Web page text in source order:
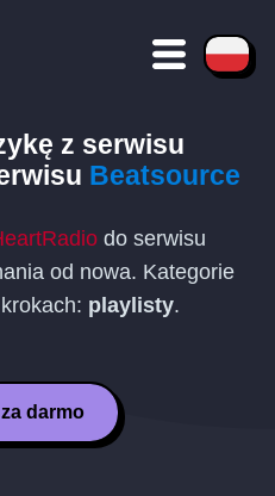
z serwisu
Beatsource
do serwisu
od nowa. Kategorie
playlisty.
darmo